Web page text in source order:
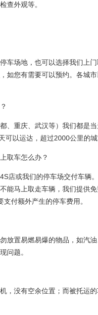
查外观等。
车场地，也可以选择我们上
如您有需要可以预约。各城
、重庆、武汉等）我们都是
以运达，超过2000公里的城
取车怎么办？
店或我们的停车场交付车辆
能马上取走车辆，我们提供免
付额外产生的停车费用。
放置易燃易爆的物品，如汽
问题。
，没有空余位置；而被托运